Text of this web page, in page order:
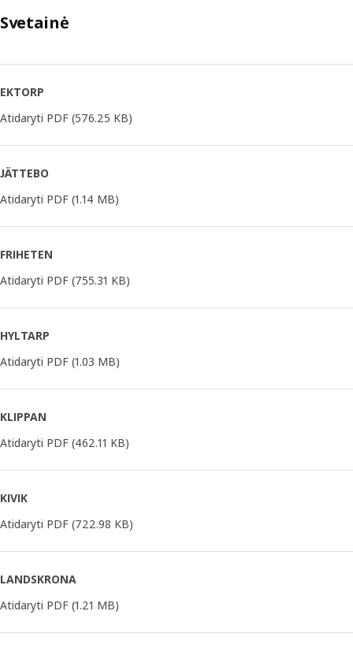
Svetainė
EKTORP
Atidaryti PDF (576.25 KB)
JÄTTEBO
Atidaryti PDF (1.14 MB)
FRIHETEN
Atidaryti PDF (755.31 KB)
HYLTARP
Atidaryti PDF (1.03 MB)
KLIPPAN
Atidaryti PDF (462.11 KB)
KIVIK
Atidaryti PDF (722.98 KB)
LANDSKRONA
Atidaryti PDF (1.21 MB)